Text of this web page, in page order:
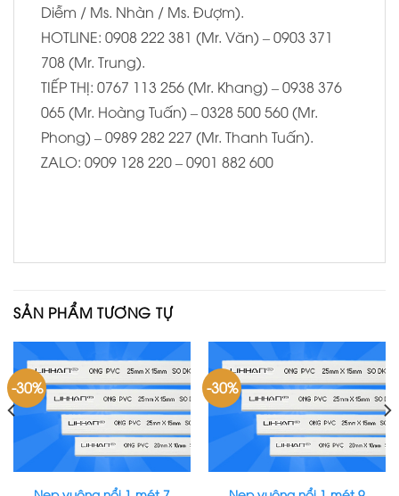
Diễm / Ms. Nhàn / Ms. Đượm).
HOTLINE: 0908 222 381 (Mr. Văn) – 0903 371
708 (Mr. Trung).
TIẾP THỊ: 0767 113 256 (Mr. Khang) – 0938 376
065 (Mr. Hoàng Tuấn) – 0328 500 560 (Mr.
Phong) – 0989 282 227 (Mr. Thanh Tuấn).
ZALO: 0909 128 220 – 0901 882 600
SẢN PHẨM TƯƠNG TỰ
-30% -30%